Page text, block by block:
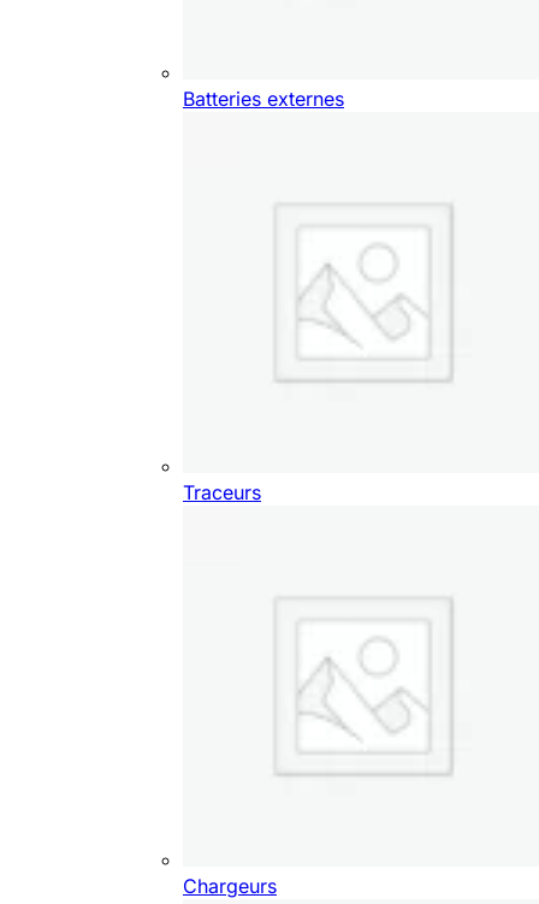
Batteries externes
Traceurs
Chargeurs